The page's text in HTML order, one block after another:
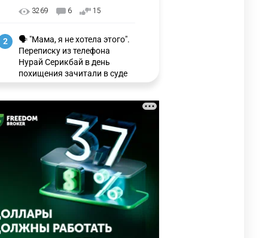
3269 6 15
2
🗣 "Мама, я не хотела этого".
Переписку из телефона
Нурай Серикбай в день
похищения зачитали в суде
3
🗣 Мужчина сказал тост на
свадьбе и заработал
уголовное дело
2995 11 88
🐏 Скота больше, а мясо
дороже. Почему в
Казахстане продолжают
расти цены на баранину и
конину